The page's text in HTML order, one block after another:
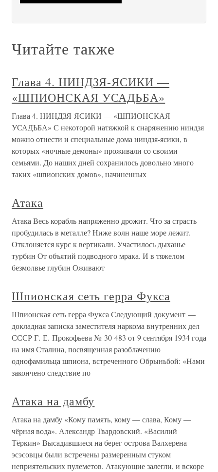
Читайте также
Глава 4. НИНДЗЯ-ЯСИКИ —
«ШПИОНСКАЯ УСАДЬБА»
Глава 4. НИНДЗЯ-ЯСИКИ — «ШПИОНСКАЯ
УСАДЬБА» С некоторой натяжкой к снаряжению ниндзя
можно отнести и специальные дома ниндзя-ясики, в
которых «ночные демоны» проживали со своими
семьями. До наших дней сохранилось довольно много
таких «шпионских домов», начиненных
Атака
Атака Весь корабль напряженно дрожит. Что за страсть
пробудилась в металле? Ниже волн наше море лежит.
Отклоняется курс к вертикали. Участилось дыханье
турбин От объятий подводного мрака. И в тяжелом
безмолвье глубин Оживают
Шпионская сеть герра Фукса
Шпионская сеть герра Фукса Следующий документ —
докладная записка заместителя наркома внутренних дел
СССР Г. Е. Прокофьева № 30 483 от 9 сентября 1934 года
на имя Сталина, посвященная разоблачению
однофамильца шпиона, встреченного Обрыньбой: «Нами
закончено следствие по
Атака на дамбу
Атака на дамбу «Кому память, кому — слава, Кому —
чёрная вода». Александр Твардовский. «Василий
Тёркин» Высадившиеся на берег острова Валхерена
эсэсовцы были встречены размеренным стуком
неприятельских пулеметов. Атакующие залегли, и вскоре